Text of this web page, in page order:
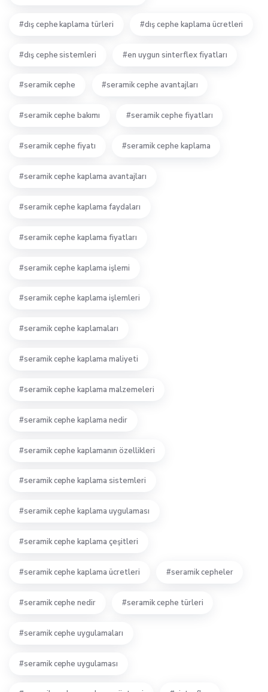
dış cephe kaplama türleri dış cephe kaplama ücretleri
dış cephe sistemleri en uygun sinterflex fiyatları
seramik cephe seramik cephe avantajları
seramik cephe bakımı seramik cephe fiyatları
seramik cephe fiyatı seramik cephe kaplama
seramik cephe kaplama avantajları
seramik cephe kaplama faydaları
seramik cephe kaplama fiyatları
seramik cephe kaplama işlemi
seramik cephe kaplama işlemleri
seramik cephe kaplamaları
seramik cephe kaplama maliyeti
seramik cephe kaplama malzemeleri
seramik cephe kaplama nedir
seramik cephe kaplamanın özellikleri
seramik cephe kaplama sistemleri
seramik cephe kaplama uygulaması
seramik cephe kaplama çeşitleri
seramik cephe kaplama ücretleri seramik cepheler
seramik cephe nedir seramik cephe türleri
seramik cephe uygulamaları
seramik cephe uygulaması